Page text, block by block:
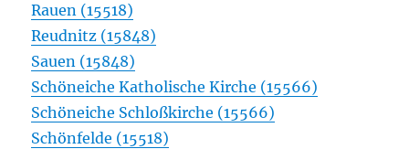
Rauen (15518)
Reudnitz (15848)
Sauen (15848)
Schöneiche Katholische Kirche (15566)
Schöneiche Schloßkirche (15566)
Schönfelde (15518)